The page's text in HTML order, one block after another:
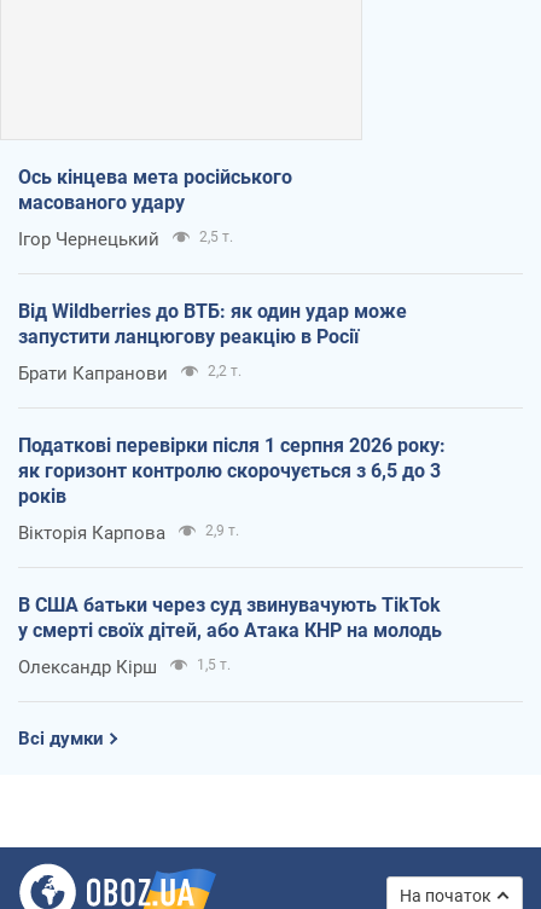
Ось кінцева мета російського
масованого удару
Ігор Чернецький 2,5 т.
Від Wildberries до ВТБ: як один удар може
запустити ланцюгову реакцію в Росії
Брати Капранови 2,2 т.
Податкові перевірки після 1 серпня 2026 року:
як горизонт контролю скорочується з 6,5 до 3
років
Вікторія Карпова 2,9 т.
В США батьки через суд звинувачують TikTok
у смерті своїх дітей, або Атака КНР на молодь
Олександр Кірш 1,5 т.
Всі думки
На початок